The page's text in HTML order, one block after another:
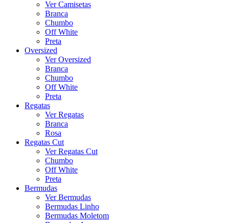
Ver Camisetas
Branca
Chumbo
Off White
Preta
Oversized
Ver Oversized
Branca
Chumbo
Off White
Preta
Regatas
Ver Regatas
Branca
Rosa
Regatas Cut
Ver Regatas Cut
Chumbo
Off White
Preta
Bermudas
Ver Bermudas
Bermudas Linho
Bermudas Moletom